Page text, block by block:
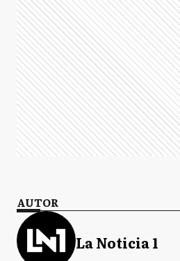
AUTOR
La Noticia 1